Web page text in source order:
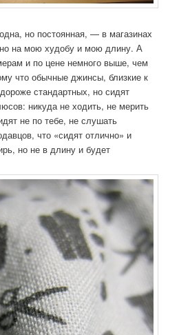
но постоянная, — в магазинах
на мою худобу и мою длину. А
и по цене немного выше, чем
что обычные джинсы, близкие к
стандартных, но сидят
никуда не ходить, не мерить
не по тебе, не слушать
что «сидят отлично» и
но не в длину и будет